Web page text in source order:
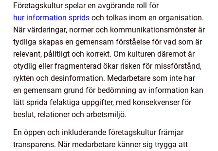
Företagskultur spelar en avgörande roll för
hur information sprids och tolkas inom en organisation.
När värderingar, normer och kommunikationsmönster är
tydliga skapas en gemensam förståelse för vad som är
relevant, pålitligt och korrekt. Om kulturen däremot är
otydlig eller fragmenterad ökar risken för missförstånd,
rykten och desinformation. Medarbetare som inte har
en gemensam grund för bedömning av information kan
lätt sprida felaktiga uppgifter, med konsekvenser för
beslut, relationer och arbetsmiljö.
En öppen och inkluderande företagskultur främjar
transparens. När medarbetare känner sig trygga att